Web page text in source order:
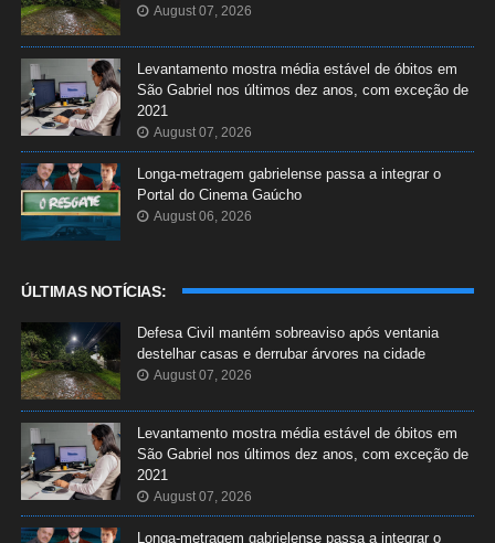
August 07, 2026
Levantamento mostra média estável de óbitos em
São Gabriel nos últimos dez anos, com exceção de
2021
August 07, 2026
Longa-metragem gabrielense passa a integrar o
Portal do Cinema Gaúcho
August 06, 2026
ÚLTIMAS NOTÍCIAS:
Defesa Civil mantém sobreaviso após ventania
destelhar casas e derrubar árvores na cidade
August 07, 2026
Levantamento mostra média estável de óbitos em
São Gabriel nos últimos dez anos, com exceção de
2021
August 07, 2026
Longa-metragem gabrielense passa a integrar o